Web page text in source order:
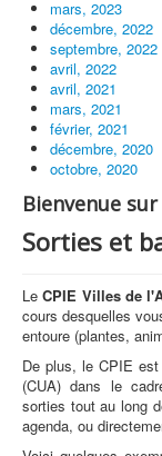
mars, 2023
décembre, 2022
septembre, 2022
avril, 2022
avril, 2021
mars, 2021
février, 2021
décembre, 2020
octobre, 2020
Bienvenue
Sorties et
LeCPIE Villes de
cours desquelles
entoure (plantes,
De plus, le CPIE
(CUA) dans le
sorties tout au long
agenda, ou